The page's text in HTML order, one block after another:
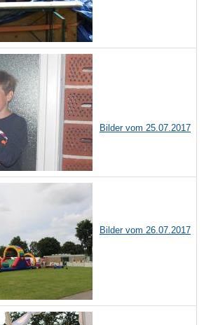
Bilder vom 25.07.2017
Bilder vom 26.07.2017